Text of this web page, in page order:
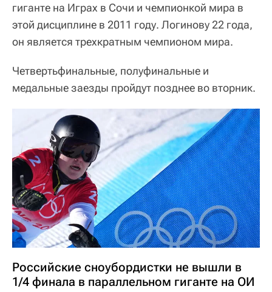
гиганте на Играх в Сочи и чемпионкой мира в
этой дисциплине в 2011 году. Логинову 22 года,
он является трехкратным чемпионом мира.
Четвертьфинальные, полуфинальные и
медальные заезды пройдут позднее во вторник.
Российские сноубордистки не вышли в
1/4 финала в параллельном гиганте на ОИ